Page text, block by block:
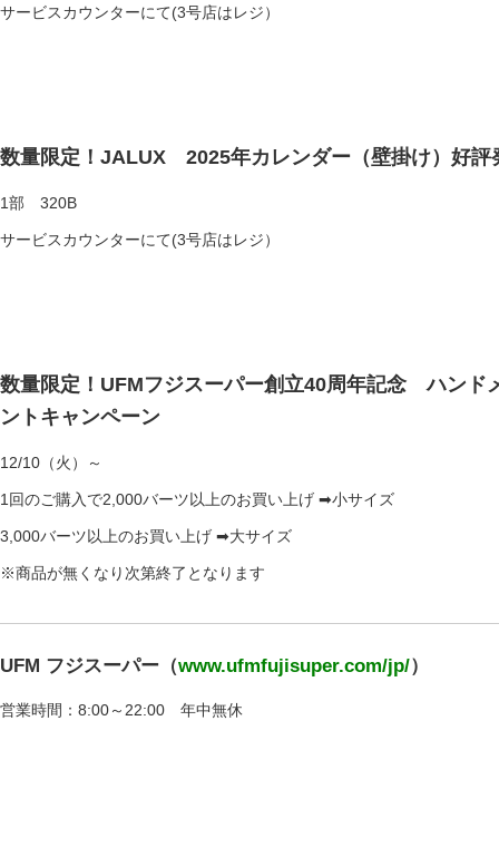
サービスカウンターにて(3号店はレジ）
数量限定！JALUX 2025年カレンダー（壁掛け）好評
1部 320B
サービスカウンターにて(3号店はレジ）
数量限定！UFMフジスーパー創立40周年記念 ハンド
ントキャンペーン
12/10（火）～
1回のご購入で2,000バーツ以上のお買い上げ ➡小サイズ
3,000バーツ以上のお買い上げ ➡大サイズ
※商品が無くなり次第終了となります
UFM フジスーパー（www.ufmfujisuper.com/jp/）
営業時間：8:00～22:00 年中無休